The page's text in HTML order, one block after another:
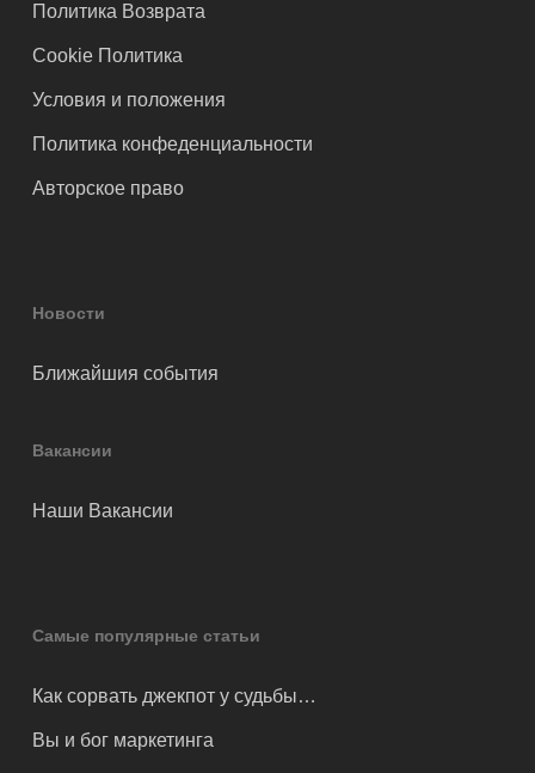
Политика Возврата
Cookie Политика
Условия и положения
Политика конфеденциальности
Авторское право
Новости
Ближайшия события
Вакансии
Наши Вакансии
Самые популярные статьи
Как сорвать джекпот у судьбы…
Вы и бог маркетинга